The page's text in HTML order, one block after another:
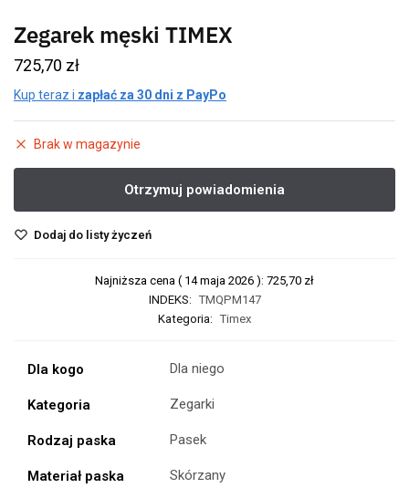
Zegarek męski TIMEX
725,70 zł
Kup teraz i zapłać za 30 dni z PayPo
Brak w magazynie
Dodaj do listy życzeń
Najniższa cena ( 14 maja 2026 ): 725,70 zł
INDEKS: TMQPM147
Kategoria: Timex
Dla kogo Dla niego
Kategoria Zegarki
Rodzaj paska Pasek
Materiał paska Skórzany